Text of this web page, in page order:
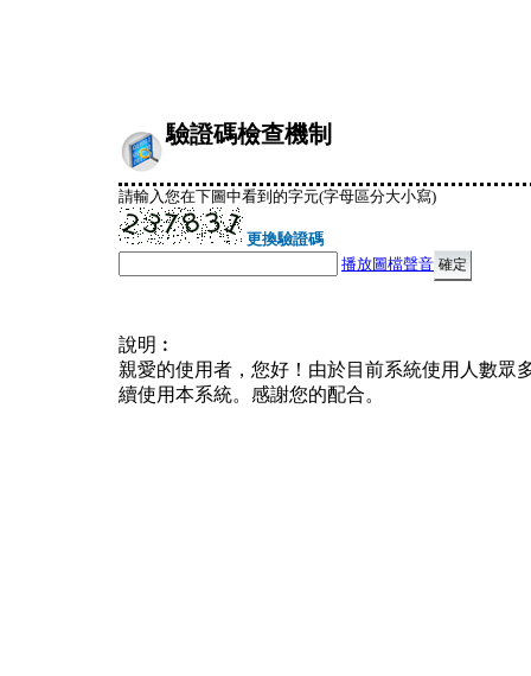
驗證碼檢查機制
請輸入您在下圖中看到的字元(字母區分大小寫)
更換驗證碼
播放圖檔聲音
說明︰
親愛的使用者，您好！由於目前系統使用人數眾
續使用本系統。感謝您的配合。